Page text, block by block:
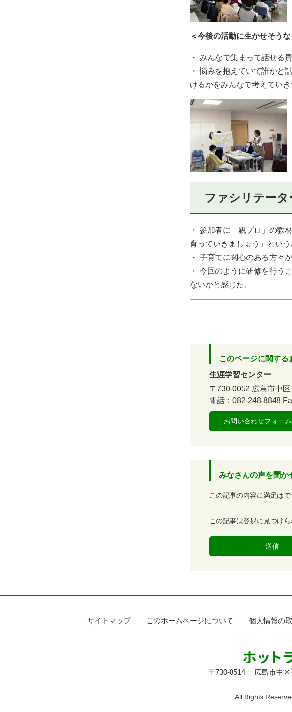
＜今後の活動に生かせそうな
・ みんなで集まって話せる
・ 悩みを抱えていて誰かと
けるかをみんなで考えていき
ファシリテータ
・ 参加者に「親プロ」の教
育っていきましょう」という
・ 子育てに関心のある方々
・ 今回のように研修を行う
ないかと感じた。
このページに関する
生涯学習センター
〒730-0052 広島市中
電話：082-248-8848
お問い合わせフォー
みなさんの声を聞か
満
足
この記事の内容に満足は
容
この記事は容易に見つけ
サイトマップ このホームページについて 個人情報の
〒730-8514 広島市中
All Rights